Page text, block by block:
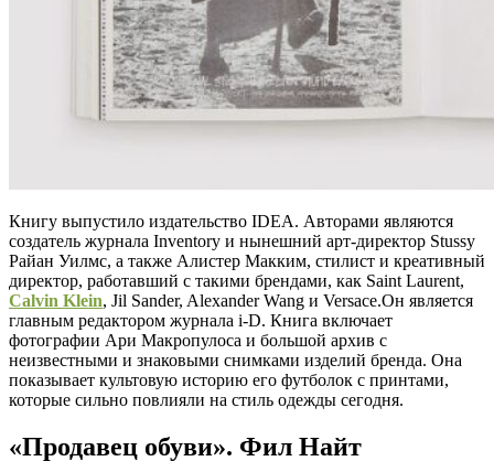
Книгу выпустило издательство IDEA. Авторами являются
создатель журнала Inventory и нынешний арт-директор Stussy
Райан Уилмс, а также Алистер Макким, стилист и креативный
директор, работавший с такими брендами, как Saint Laurent,
Calvin Klein, Jil Sander, Alexander Wang и Versace.Он является
главным редактором журнала i-D. Книга включает
фотографии Ари Макропулоса и большой архив с
неизвестными и знаковыми снимками изделий бренда. Она
показывает культовую историю его футболок с принтами,
которые сильно повлияли на стиль одежды сегодня.
«Продавец обуви». Фил Найт